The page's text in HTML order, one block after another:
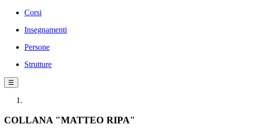
Corsi
Insegnamenti
Persone
Strutture
☰
COLLANA "MATTEO RIPA"